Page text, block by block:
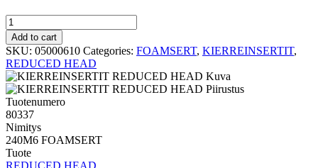
FOAMSERT
REDUCED
HEAD
240M6
FOAMSERT
quantity
Add to cart
SKU: 05000610 Categories: FOAMSERT, KIERREINSERTIT,
REDUCED HEAD
Tuotenumero
80337
Nimitys
240M6 FOAMSERT
Tuote
REDUCED HEAD